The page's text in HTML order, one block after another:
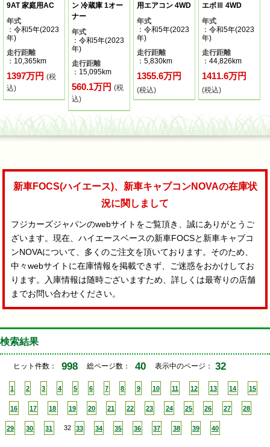
9AT 家庭用AC
年式
：令和5年(2023
年)
走行距離
：10,365km
1397万円 (税
込)
ン 冷蔵庫 1オー
ナー
年式
：令和5年(2023
年)
走行距離
：15,095km
560.1万円(税
込)
用エアコン 4WD
年式
：令和5年(2023
年)
走行距離
：5,830km
1355.6万円
(税込)
エボⅢ 4WD
年式
：令和5年(2023
年)
走行距離
：44,826km
1411.6万円
(税込)
新車FOCS(ハイエース)、新車キャブコンNOVAの在庫状
況に関しまして
フジカーズジャパンのwebサイトをご覧頂き、誠にありがとうご
ざいます。現在、ハイエースベースの新車FOCSと新車キャブコ
ンNOVAについて、多くのご注文を頂いております。そのため、
中々webサイトに在庫情報を掲載できず、ご迷惑をおかけしてお
ります。入庫情報は随時ございますため、詳しくは最寄りの店舗
までお問い合わせください。
検索結果
ヒット件数： 998 総ページ数： 40 表示中のページ： 32
1 2 3 4 5 6 7 8 9 10 11 12 13 14 15
16 17 18 19 20 21 22 23 24 25 26 27 28
29 30 31 32 33 34 35 36 37 38 39 40